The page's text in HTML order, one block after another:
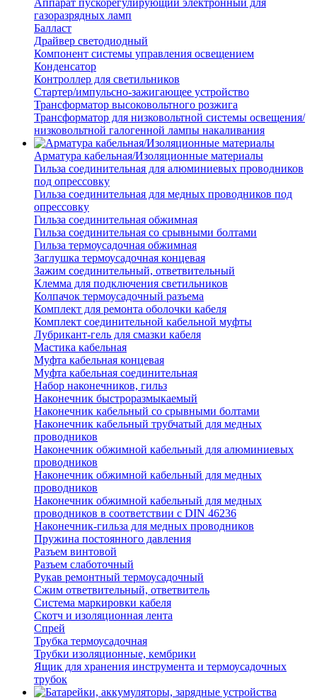
Аппарат пускорегулирующий электронный для
газоразрядных ламп
Балласт
Драйвер светодиодный
Компонент системы управления освещением
Конденсатор
Контроллер для светильников
Стартер/импульсно-зажигающее устройство
Трансформатор высоковольтного розжига
Трансформатор для низковольтной системы освещения/
низковольтной галогенной лампы накаливания
Арматура кабельная/Изоляционные материалы
Гильза соединительная для алюминиевых проводников
под опрессовку
Гильза соединительная для медных проводников под
опрессовку
Гильза соединительная обжимная
Гильза соединительная со срывными болтами
Гильза термоусадочная обжимная
Заглушка термоусадочная концевая
Зажим соединительный, ответвительный
Клемма для подключения светильников
Колпачок термоусадочный разъема
Комплект для ремонта оболочки кабеля
Комплект соединительной кабельной муфты
Лубрикант-гель для смазки кабеля
Мастика кабельная
Муфта кабельная концевая
Муфта кабельная соединительная
Набор наконечников, гильз
Наконечник быстроразмыкаемый
Наконечник кабельный со срывными болтами
Наконечник кабельный трубчатый для медных
проводников
Наконечник обжимной кабельный для алюминиевых
проводников
Наконечник обжимной кабельный для медных
проводников
Наконечник обжимной кабельный для медных
проводников в соответствии с DIN 46236
Наконечник-гильза для медных проводников
Пружина постоянного давления
Разъем винтовой
Разъем слаботочный
Рукав ремонтный термоусадочный
Сжим ответвительный, ответвитель
Система маркировки кабеля
Скотч и изоляционная лента
Спрей
Трубка термоусадочная
Трубки изоляционные, кембрики
Ящик для хранения инструмента и термоусадочных
трубок